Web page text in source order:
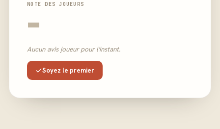
NOTE DES JOUEURS
-
Aucun avis joueur pour l'instant.
Soyez le premier